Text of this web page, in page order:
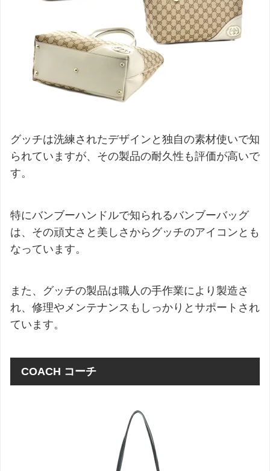
グッチは洗練されたデザインと独自の素材使いで知
られていますが、その製品の耐久性も評価が高いで
す。
特にバンブーハンドルで知られるバンブーバッグ
は、その頑丈さと美しさからグッチのアイコンとも
なっています。
また、グッチの製品は職人の手作業により製造さ
れ、修理やメンテナンスもしっかりとサポートされ
ています。
COACH コーチ